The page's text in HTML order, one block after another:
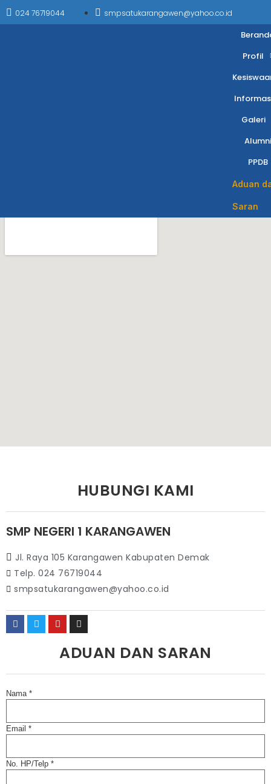
024 76719044 smpsatukarangawen@yahoo.co.id
Profil
Galeri
Alumni
PPDB
Aduan
Saran
HUBUNGI KAMI
SMP NEGERI 1 KARANGAWEN
Jl. Raya 105 Karangawen Kabupaten Demak
Telp. 024 76719044
smpsatukarangawen@yahoo.co.id
ADUAN DAN SARAN
Nama *
Email *
No. HP/Telp *